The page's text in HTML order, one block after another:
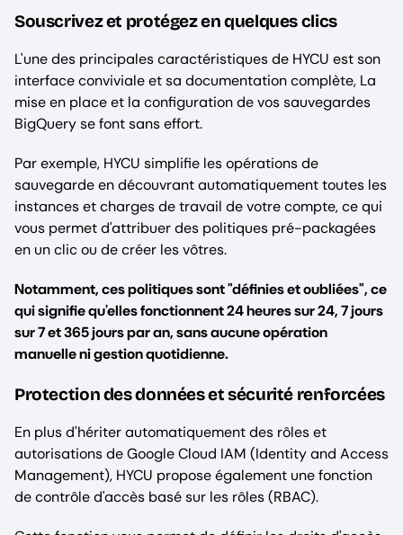
Souscrivez et protégez en quelques clics
L'une des principales caractéristiques de HYCU est son
interface conviviale et sa documentation complète, La
mise en place et la configuration de vos sauvegardes
BigQuery se font sans effort.
Par exemple, HYCU simplifie les opérations de
sauvegarde en découvrant automatiquement toutes les
instances et charges de travail de votre compte, ce qui
vous permet d'attribuer des politiques pré-packagées
en un clic ou de créer les vôtres.
Notamment, ces politiques sont "définies et oubliées", ce
qui signifie qu'elles fonctionnent 24 heures sur 24, 7 jours
sur 7 et 365 jours par an, sans aucune opération
manuelle ni gestion quotidienne.
Protection des données et sécurité renforcées
En plus d'hériter automatiquement des rôles et
autorisations de Google Cloud IAM (Identity and Access
Management), HYCU propose également une fonction
de contrôle d'accès basé sur les rôles (RBAC).